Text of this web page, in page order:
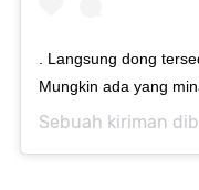
. Langsung dong
Mungkin ada yang
Sebuah kiriman